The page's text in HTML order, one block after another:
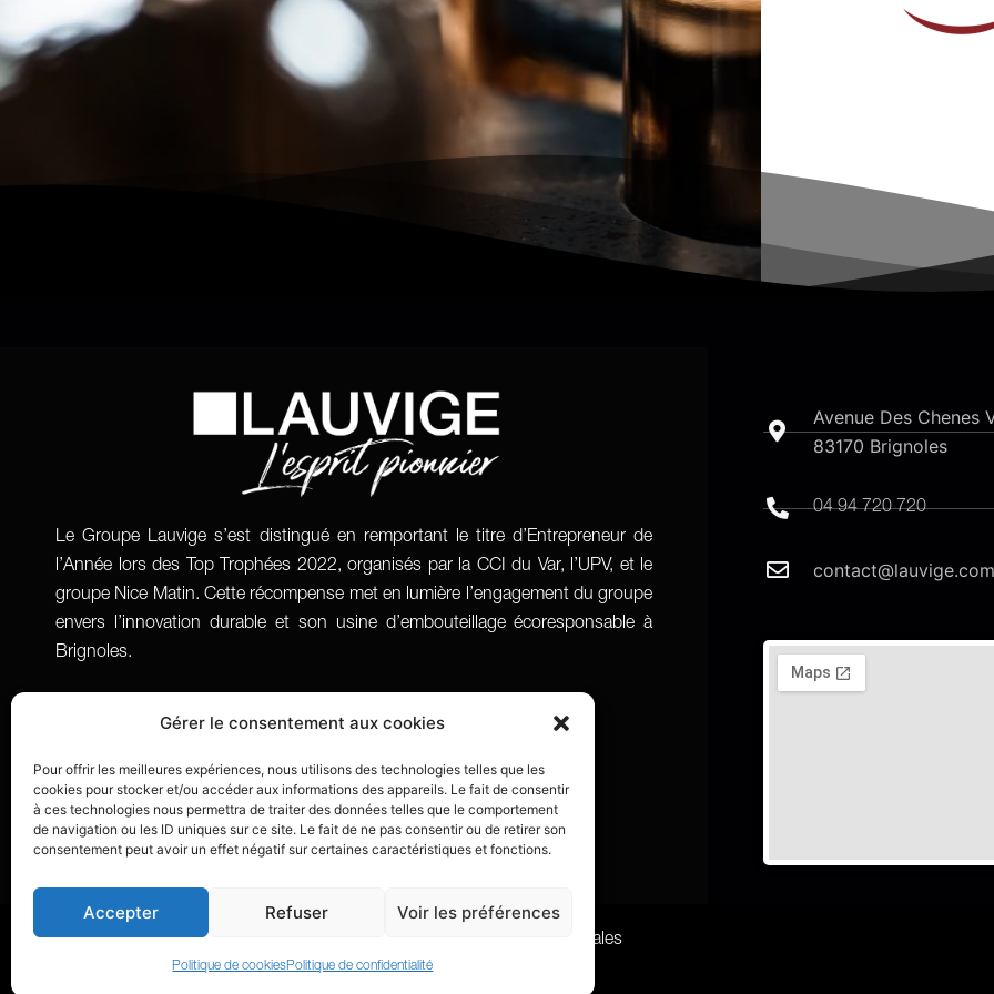
Gérer le consentement aux cookies
Pour offrir les meilleures expériences, nous utilisons des technologies telles que les
cookies pour stocker et/ou accéder aux informations des appareils. Le fait de consentir
à ces technologies nous permettra de traiter des données telles que le comportement
de navigation ou les ID uniques sur ce site. Le fait de ne pas consentir ou de retirer son
consentement peut avoir un effet négatif sur certaines caractéristiques et fonctions.
Accepter Refuser Voir les préférences
Politique de cookiesPolitique de confidentialité
Le Groupe Lauvige s’est distingué en remportant le titre d’Entrepreneur de
l’Année lors des Top Trophées 2022, organisés par la CCI du Var, l’UPV, et le
groupe Nice Matin. Cette récompense met en lumière l’engagement du groupe
envers l’innovation durable et son usine d’embouteillage écoresponsable à
Brignoles.
Avenue Des Chenes
83170 Brignoles​
04 94 720 720
contact@lauvige.com
© 2024 Lauvige – Mentions Légales